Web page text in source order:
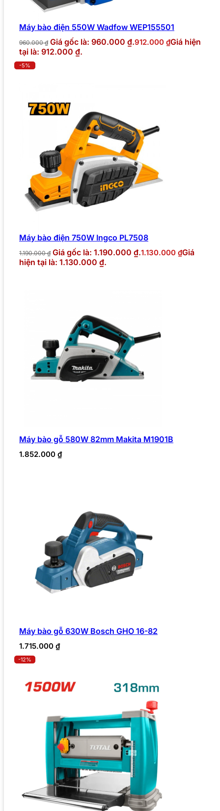
Máy bào điện 550W Wadfow WEP155501
960.000₫ Giá gốc là: 960.000 ₫.912.000 ₫Giá hiện
tại là: 912.000 ₫.
-5%
Máy bào điện 750W Ingco PL7508
1.190.000₫ Giá gốc là: 1.190.000 ₫.1.130.000 ₫Giá
hiện tại là: 1.130.000 ₫.
Máy bào gỗ 580W 82mm Makita M1901B
1.852.000 ₫
Máy bào gỗ 630W Bosch GHO 16-82
1.715.000 ₫
-12%